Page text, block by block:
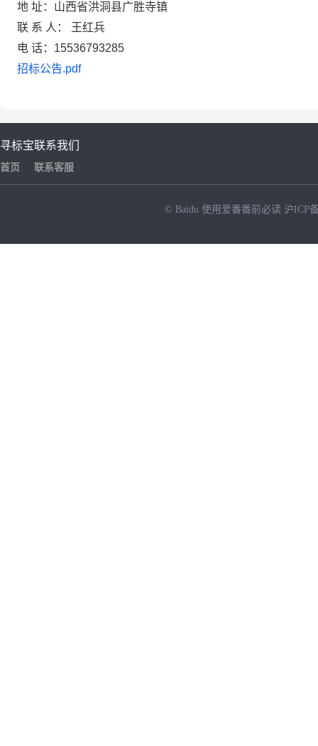
地 址：山西省洪洞县广胜寺镇
联 系 人： 王红兵
电 话：15536793285
招标公告.pdf
寻标宝
首页
联系我们
联系客服
© Baidu 使用爱番番前必读 沪ICP